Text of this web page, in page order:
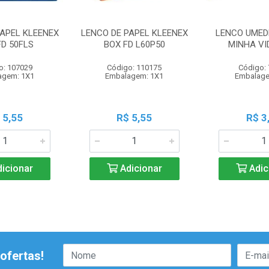
KLEENEX
50FLS
107029
1X1
5,55
LENCO DE PAPEL KLEENEX
BOX FD L60P50
Código: 110175
Embalagem: 1X1
R$ 5,55
Adicionar
LENCO
MINHA
Código:
R$